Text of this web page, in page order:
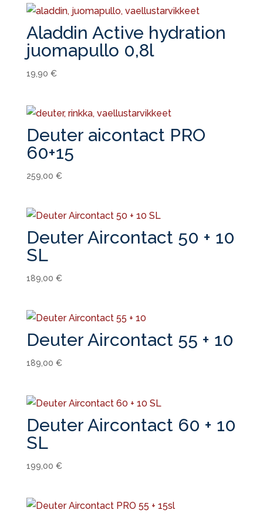
Aladdin Active hydration
juomapullo 0,8l
19,90 €
Deuter aicontact PRO
60+15
259,00 €
Deuter Aircontact 50 + 10
SL
189,00 €
Deuter Aircontact 55 + 10
189,00 €
Deuter Aircontact 60 + 10
SL
199,00 €